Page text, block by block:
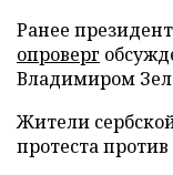
Ранее
опроверг
Владимиром
Жители
протеста